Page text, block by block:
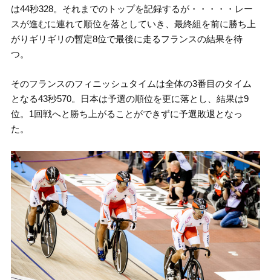
は44秒328。それまでのトップを記録するが・・・・・レー
スが進むに連れて順位を落としていき、最終組を前に勝ち上
がりギリギリの暫定8位で最後に走るフランスの結果を待
つ。
そのフランスのフィニッシュタイムは全体の3番目のタイム
となる43秒570。日本は予選の順位を更に落とし、結果は9
位。1回戦へと勝ち上がることができずに予選敗退となっ
た。